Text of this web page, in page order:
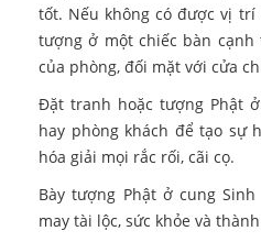
tốt. Nếu không có được vị
tượng ở một chiếc bàn
của phòng, đối mặt với cửa
Đặt tranh hoặc tượng Phật
hay phòng khách để tạo sự
hóa giải mọi rắc rối, cãi cọ.
Bày tượng Phật ở cung
may tài lộc, sức khỏe và